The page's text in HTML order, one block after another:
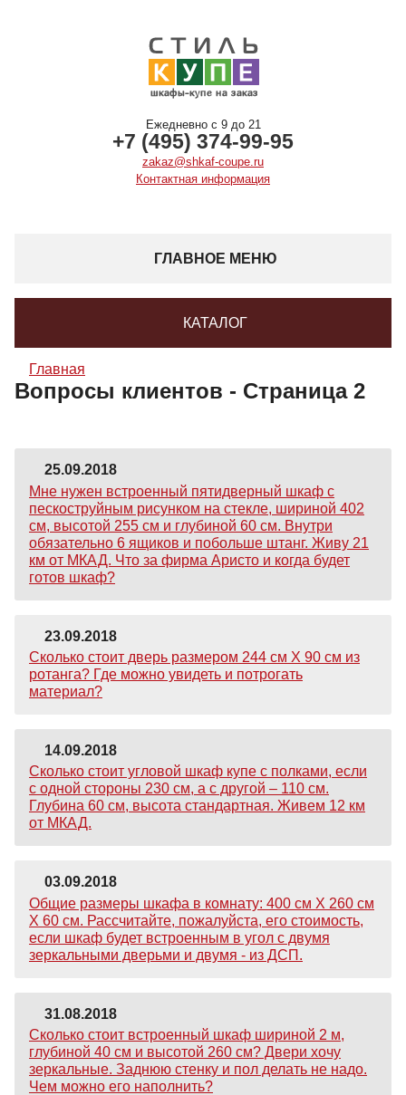
Ежедневно с 9 до 21
+7 (495) 374-99-95
zakaz@shkaf-coupe.ru
Контактная информация
ГЛАВНОЕ МЕНЮ
КАТАЛОГ
Главная
Вопросы клиентов - Страница 2
25.09.2018
Мне нужен встроенный пятидверный шкаф с
пескоструйным рисунком на стекле, шириной 402
см, высотой 255 см и глубиной 60 см. Внутри
обязательно 6 ящиков и побольше штанг. Живу 21
км от МКАД. Что за фирма Аристо и когда будет
готов шкаф?
23.09.2018
Сколько стоит дверь размером 244 см Х 90 см из
ротанга? Где можно увидеть и потрогать
материал?
14.09.2018
Сколько стоит угловой шкаф купе с полками, если
с одной стороны 230 см, а с другой – 110 см.
Глубина 60 см, высота стандартная. Живем 12 км
от МКАД.
03.09.2018
Общие размеры шкафа в комнату: 400 см Х 260 см
Х 60 см. Рассчитайте, пожалуйста, его стоимость,
если шкаф будет встроенным в угол с двумя
зеркальными дверьми и двумя - из ДСП.
31.08.2018
Сколько стоит встроенный шкаф шириной 2 м,
глубиной 40 см и высотой 260 см? Двери хочу
зеркальные. Заднюю стенку и пол делать не надо.
Чем можно его наполнить?